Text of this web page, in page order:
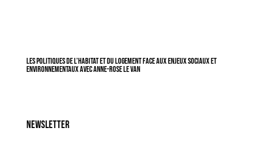
Les politiques de l’habitat et du logement face aux enjeux sociaux et
environnementaux avec Anne-Rose Le Van
Newsletter